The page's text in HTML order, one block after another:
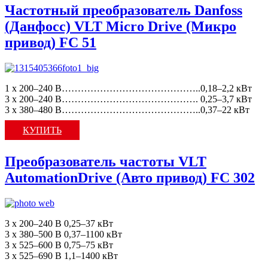
Частотный преобразователь Danfoss
(Данфосс) VLT Micro Drive (Микро
привод) FC 51
1 x 200–240 В……………………………………..0,18–2,2 кВт
3 x 200–240 В……………………………………. 0,25–3,7 кВт
3 x 380–480 В……………………………………..0,37–22 кВт
КУПИТЬ
Преобразователь частоты VLT
AutomationDrive (Авто привод) FC 302
3 x 200–240 В 0,25–37 кВт
3 x 380–500 В 0,37–1100 кВт
3 x 525–600 В 0,75–75 кВт
3 x 525–690 В 1,1–1400 кВт